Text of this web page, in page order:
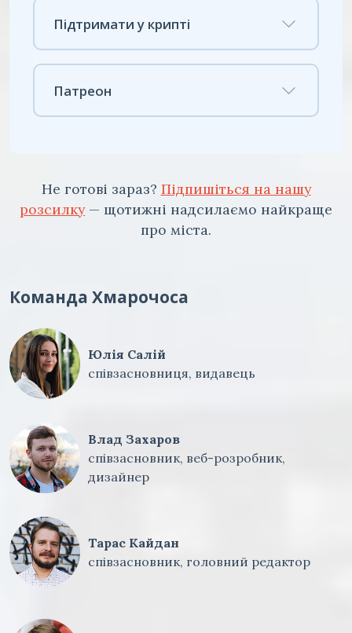
Підтримати у крипті
Патреон
Не готові зараз? Підпишіться на нашу
розсилку— щотижні надсилаємо найкраще
про міста.
Команда Хмарочоса
Юлія Салій
співзасновниця, видавець
Влад Захаров
співзасновник, веб-розробник,
дизайнер
Тарас Кайдан
співзасновник, головний редактор